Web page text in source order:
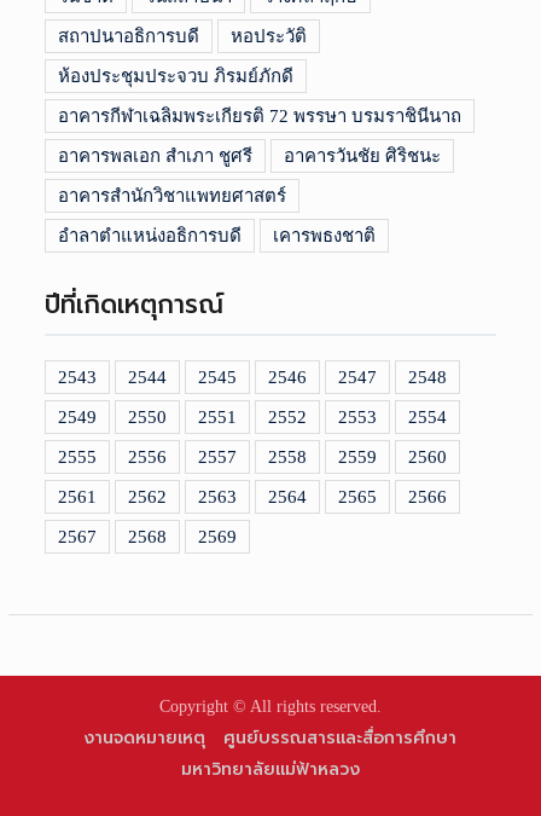
สถาปนาอธิการบดี หอประวัติ
ห้องประชุมประจวบ ภิรมย์ภักดี
อาคารกีฬาเฉลิมพระเกียรติ 72 พรรษา บรมราชินีนาถ
อาคารพลเอก สำเภา ชูศรี อาคารวันชัย ศิริชนะ
อาคารสำนักวิชาแพทยศาสตร์
อำลาตำแหน่งอธิการบดี เคารพธงชาติ
ปีที่เกิดเหตุการณ์
2543 2544 2545 2546 2547 2548
2549 2550 2551 2552 2553 2554
2555 2556 2557 2558 2559 2560
2561 2562 2563 2564 2565 2566
2567 2568 2569
Copyright © All rights reserved.
งานจดหมายเหตุ
ศูนย์บรรณสารและสื่อการศึกษา
มหาวิทยาลัยแม่ฟ้าหลวง